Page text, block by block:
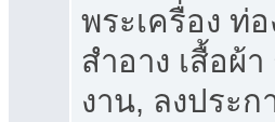
พระเครื่อง ท่อ
สำอาง เสื้อผ้
งาน, ลงประ